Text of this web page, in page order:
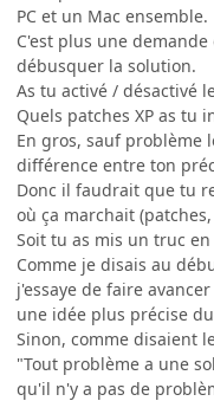
PC et un Mac ensemble.
C'est plus une
débusquer la solution.
As tu activé / désactivé
Quels patches XP as tu
En gros, sauf problème
différence entre ton
Donc il faudrait que tu
où ça marchait
Soit tu as mis un truc
Comme je disais au
j'essaye de faire
une idée plus précise
Sinon, comme disaient
"Tout problème a une
qu'il n'y a pas de